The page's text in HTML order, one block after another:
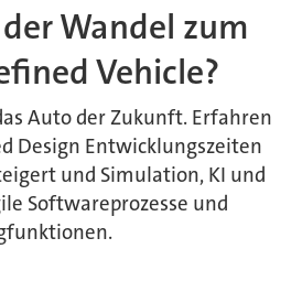
Wandel zum
Vehicle?
Auto der Zukunft. Erfahren
Design Entwicklungszeiten
und Simulation, KI und
Softwareprozesse und